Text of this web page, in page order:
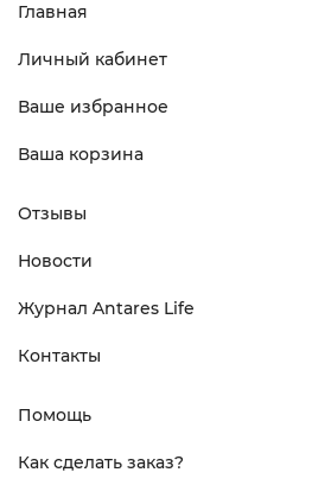
Главная
Личный кабинет
Ваше избранное
Ваша корзина
Отзывы
Новости
Журнал Antares Life
Контакты
Помощь
Как сделать заказ?